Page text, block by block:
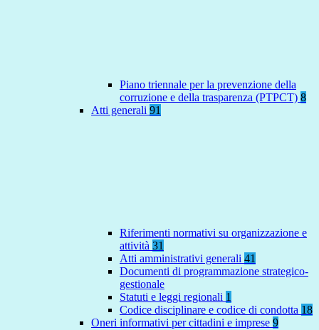
Piano triennale per la prevenzione della
corruzione e della trasparenza (PTPCT) 8
Atti generali 91
Riferimenti normativi su organizzazione e
attività 31
Atti amministrativi generali 41
Documenti di programmazione strategico-
gestionale
Statuti e leggi regionali 1
Codice disciplinare e codice di condotta 18
Oneri informativi per cittadini e imprese 9